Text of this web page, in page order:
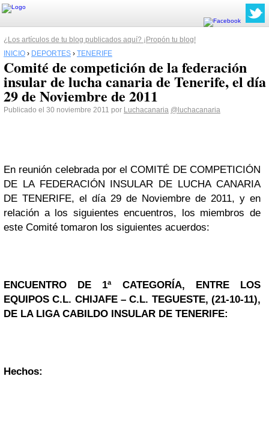
¿Los artículos de tu blog publicados aquí? ¡Propón tu blog!
INICIO › DEPORTES › TENERIFE
Comité de competición de la federación
insular de lucha canaria de Tenerife, el día
29 de Noviembre de 2011
Publicado el 30 noviembre 2011 por Luchacanaria @luchacanaria
En reunión celebrada por el COMITÉ DE COMPETICIÓN
DE LA FEDERACIÓN INSULAR DE LUCHA CANARIA
DE TENERIFE, el día 29 de Noviembre de 2011, y en
relación a los siguientes encuentros, los miembros de
este Comité tomaron los siguientes acuerdos:
ENCUENTRO DE 1ª CATEGORÍA, ENTRE LOS
EQUIPOS C.L. CHIJAFE – C.L. TEGUESTE, (21-10-11),
DE LA LIGA CABILDO INSULAR DE TENERIFE:
Hechos: